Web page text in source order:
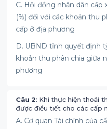
C. Hội đồng nhân dân
(%) đối với các khoản thu
cấp ở địa phương
D. UBND tỉnh quyết định
khoản thu phân chia giữa
phương
Câu 2: Khi thực hiện thoái
được điều tiết cho các cấp
A. Cơ quan Tài chính của